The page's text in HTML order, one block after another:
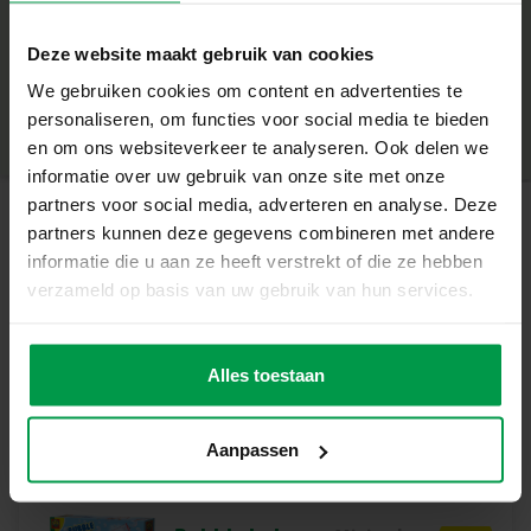
Deze website maakt gebruik van cookies
We gebruiken cookies om content en advertenties te
personaliseren, om functies voor social media te bieden
en om ons websiteverkeer te analyseren. Ook delen we
informatie over uw gebruik van onze site met onze
partners voor social media, adverteren en analyse. Deze
partners kunnen deze gegevens combineren met andere
informatie die u aan ze heeft verstrekt of die ze hebben
verzameld op basis van uw gebruik van hun services.
Alles toestaan
Aanpassen
– Laat geen troep achter in de tuin
– Geniet van waterpret in zomer
– Buiten spelen perfect voor zomers weer
– De splash ballen zijn snel water opnemend en na
opdrogen kun je ze bewaren voor het volgende avontuur.
Keer op keer herbruikbaar
Speelplezier voor Buiten
De Splash Waterballen zijn ontworpen om zowel nat als
droog gebruikt te worden. Ze absorberen water snel en
hergebruikt kunnen worden. Geen rommel meer van
kapotte ballonnen, alleen maar herbruikbare waterballen
die gemakkelijk schoon te maken zijn. Dankzij hun
aantrekkelijk voor kinderen. Perfect voor een
watergevecht of om gewoon mee te spelen.
Inhoud van de verpakking
Productnummer|
02229
Deel dit product
Gerelateerde producten
Animal yoga
Minimale